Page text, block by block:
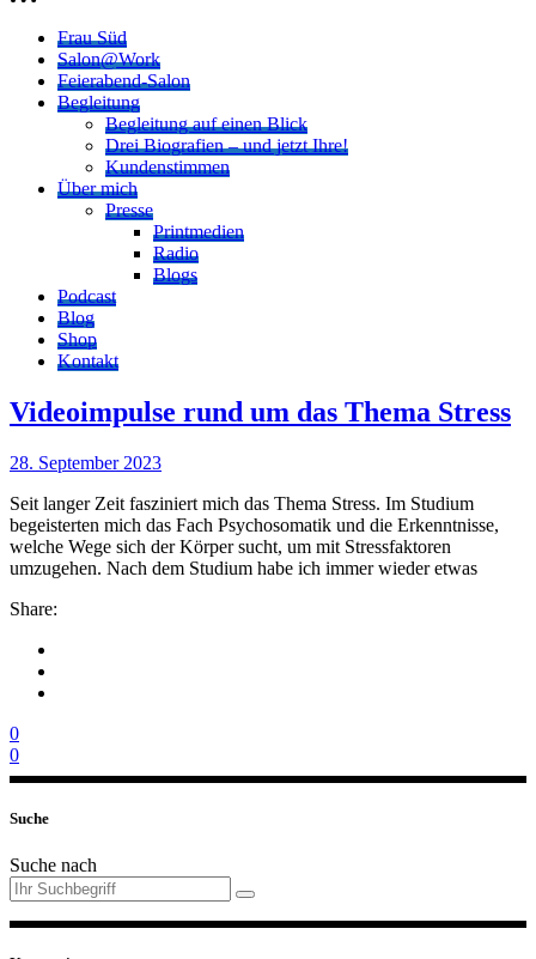
Frau Süd
Salon@Work
Feierabend-Salon
Begleitung
Begleitung auf einen Blick
Drei Biografien – und jetzt Ihre!
Kundenstimmen
Über mich
Presse
Printmedien
Radio
Blogs
Podcast
Blog
Shop
Kontakt
Videoimpulse rund um das Thema Stress
28. September 2023
Seit langer Zeit fasziniert mich das Thema Stress. Im Studium
begeisterten mich das Fach Psychosomatik und die Erkenntnisse,
welche Wege sich der Körper sucht, um mit Stressfaktoren
umzugehen. Nach dem Studium habe ich immer wieder etwas
Share:
0
0
Suche
Suche nach